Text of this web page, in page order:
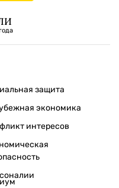
защита
экономика
интересов